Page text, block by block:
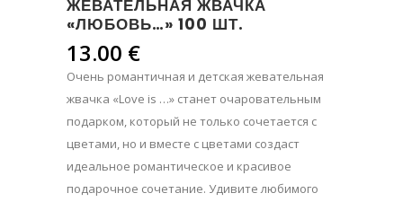
ЖЕВАТЕЛЬНАЯ ЖВАЧКА
«ЛЮБОВЬ…» 100 ШТ.
13.00 €
Очень романтичная и детская жевательная
жвачка «Love is …» станет очаровательным
подарком, который не только сочетается с
цветами, но и вместе с цветами создаст
идеальное романтическое и красивое
подарочное сочетание. Удивите любимого